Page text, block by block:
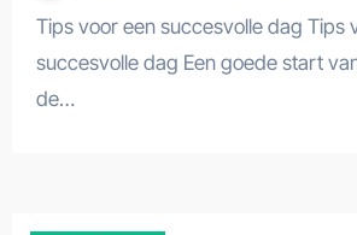
Tips voor een succesvolle dag Tips voor een
succesvolle dag Een goede start
de…